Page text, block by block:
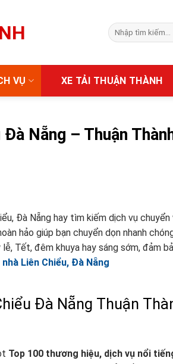
Tìm
kiếm:
VỤ XE TẢI THUẬN THÀNH
Đà Nẵng – Thuận
Đà Nẵng hay tìm kiếm dịch vụ
hảo giúp bạn chuyển dọn nhanh
Tết, đêm khuya hay sáng sớm, đảm
Liên Chiểu, Đà Nẵng
Đà Nẵng Thuận
Top 100 thương hiệu, dịch vụ nổi